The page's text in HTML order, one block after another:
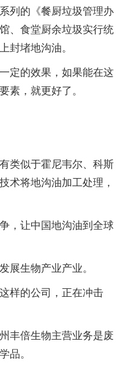
列的《餐厨垃圾管理办
、食堂厨余垃圾实行统
封堵地沟油。
定的效果，如果能在这
素，就更好了。
类似于霍尼韦尔、科斯
术将地沟油加工处理，
，让中国地沟油到全球
展生物产业产业。
样的公司，正在冲击
丰倍生物主营业务是废
品。